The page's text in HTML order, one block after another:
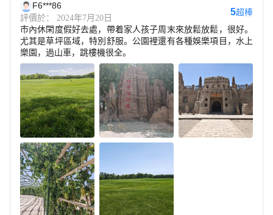
F6***86
評價於： 2024年7月20日
5超棒
市內休閑度假好去處，帶着家人孩子周末來放鬆放鬆，很好。
尤其是草坪區域，特別舒服。公園裡還有各種娛樂項目，水上
樂園，過山車，跳樓機很全。